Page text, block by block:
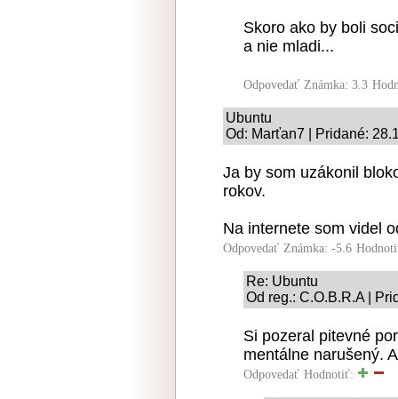
Skoro ako by boli
a nie mladi...
Odpovedať Známka: 3.3
Ubuntu
Od: Marťan7 | Pridané:
Ja by som uzákonil
rokov.
Na internete som videl
Odpovedať Známka: -5.6
Re: Ubuntu
Od reg.: C.O.B.R.A |
Si pozeral pitevné
mentálne narušený.
Odpovedať Hodnotiť: